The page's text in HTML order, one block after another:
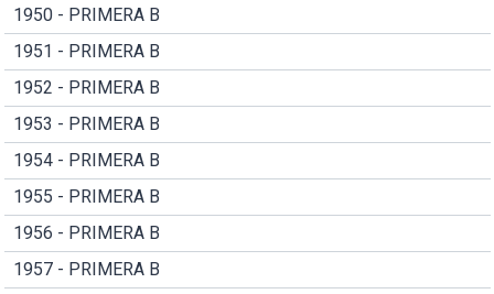
1950 - PRIMERA B
1951 - PRIMERA B
1952 - PRIMERA B
1953 - PRIMERA B
1954 - PRIMERA B
1955 - PRIMERA B
1956 - PRIMERA B
1957 - PRIMERA B